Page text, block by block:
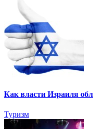
Как власти Израиля
Туризм